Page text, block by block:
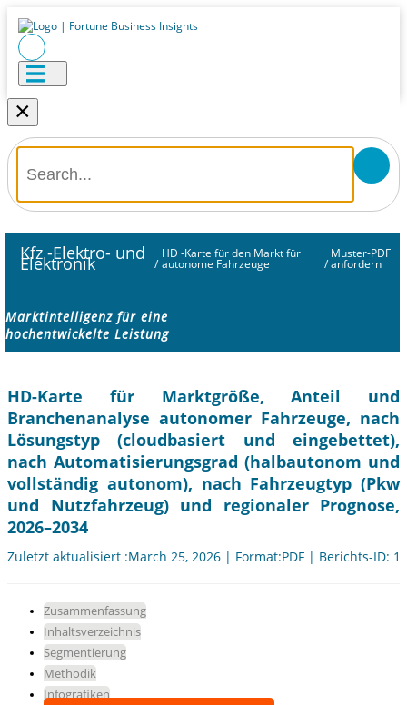
×
Kfz -Elektro- und
Elektronik /
HD -Karte für den Markt für
autonome Fahrzeuge /
Muster-PDF
anfordern
Marktintelligenz für eine
hochentwickelte Leistung
HD-Karte für Marktgröße, Anteil und
Branchenanalyse autonomer Fahrzeuge, nach
Lösungstyp (cloudbasiert und eingebettet),
nach Automatisierungsgrad (halbautonom und
vollständig autonom), nach Fahrzeugtyp (Pkw
und Nutzfahrzeug) und regionaler Prognose,
2026–2034
Zuletzt aktualisiert :March 25, 2026 | Format:PDF | Berichts-ID:
Zusammenfassung
Inhaltsverzeichnis
Segmentierung
Methodik
Infografiken